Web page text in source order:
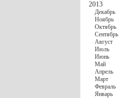
2013
Декабрь
Ноябрь
Октябрь
Сентябрь
Август
Июль
Июнь
Май
Апрель
Март
Февраль
Январь